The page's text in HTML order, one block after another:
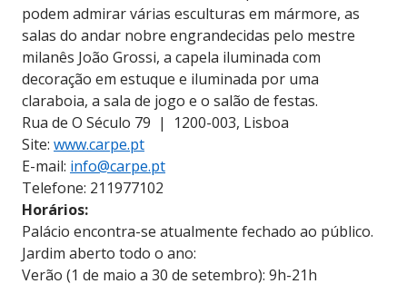
podem admirar várias esculturas em mármore, as
salas do andar nobre engrandecidas pelo mestre
milanês João Grossi, a capela iluminada com
decoração em estuque e iluminada por uma
claraboia, a sala de jogo e o salão de festas.
Rua de O Século 79 | 1200-003, Lisboa
Site: www.carpe.pt
E-mail: info@carpe.pt
Telefone: 211977102
Horários:
Palácio encontra-se atualmente fechado ao público.
Jardim aberto todo o ano:
Verão (1 de maio a 30 de setembro): 9h-21h